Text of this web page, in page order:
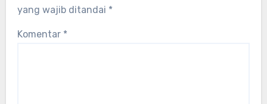
yang wajib ditandai *
Komentar *